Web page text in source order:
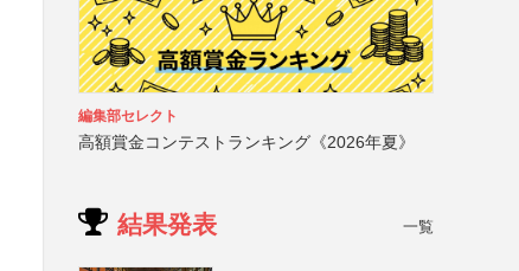
編集部セレクト
高額賞金コンテストランキング《2026年夏》
結果発表 一覧